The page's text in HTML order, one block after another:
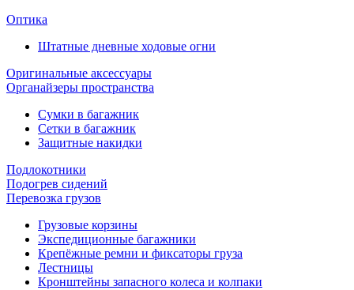
Оптика
Штатные дневные ходовые огни
Оригинальные аксессуары
Органайзеры пространства
Сумки в багажник
Сетки в багажник
Защитные накидки
Подлокотники
Подогрев сидений
Перевозка грузов
Грузовые корзины
Экспедиционные багажники
Крепёжные ремни и фиксаторы груза
Лестницы
Кронштейны запасного колеса и колпаки